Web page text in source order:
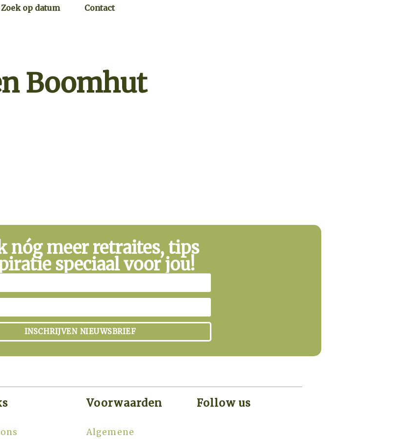
Zoek op datum Contact
Boomhut
nóg meer retraites, tips
speciaal voor jou!
INSCHRIJVEN NIEUWSBRIEF
Voorwaarden
Algemene
Follow us